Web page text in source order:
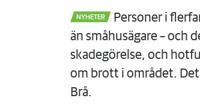
NYHETER
Personer i
än småhusägare – och
skadegörelse, och
om brott i området. Det
Brå.